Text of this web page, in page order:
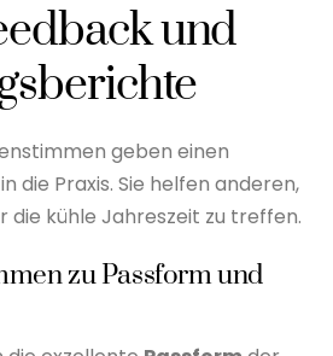
und
geben einen
die Praxis. Sie helfen anderen,
die kühle Jahreszeit zu treffen.
zu Passform und